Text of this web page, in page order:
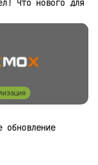
Что нового для
обновление